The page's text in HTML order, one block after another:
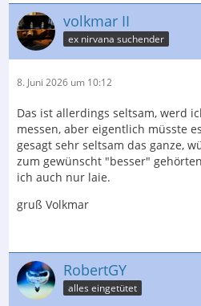
volkmar II
ex nirvana suchender
8. Juni 2026 um 10:12
Das ist allerdings seltsam, werd
messen, aber eigentlich müsste
gesagt sehr seltsam das ganze,
zum gewünscht "besser"
ich auch nur laie.
gruß Volkmar
RobertGY
alles eingetütet